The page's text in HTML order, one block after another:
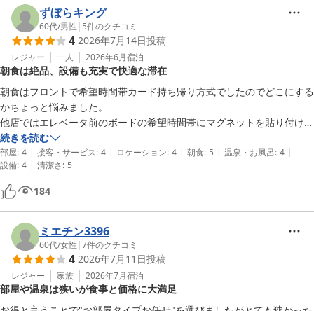
ずぼらキング
60代/男性 | 5件のクチコミ
4 2026年7月14日投稿
レジャー 一人 2026年6月宿泊
朝食は絶品、設備も充実で快適な滞在
朝食はフロントで希望時間帯カード持ち帰り方式でしたのでどこにする
かちょっと悩みました。
他店ではエレベータ前のボードの希望時間帯にマグネットを貼り付ける
方式で混み具合が予想できベターだと思いました。
朝食混み具合モニターは画像を荒くしていてプライバシー保護にgood
でした。
朝食のメニューは豊富でザンギと汁が絶品でした。
ロールアップカーテンの節度が良く、備え付けの電源供給付きチャージ
ケーブル完備なのは嬉しいです。
部屋備品のはずのメモ用紙が欠品だったのが唯一残念でした。
続きを読む
部屋: 4 | 接客・サービス: 4 | ロケーション: 4 | 朝食: 5 | 温泉・お風呂: 4 |
設備: 4 | 清潔さ: 5
184
ミエチン3396
60代/女性 |7件のクチコミ
4 2026年7月11日投稿
レジャー 家族 2026年7月宿泊
部屋や温泉は狭いが食事と価格に大満足